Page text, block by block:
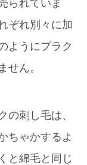
られていま
ぞれ別々に加
ようにプラク
せん。
の刺し毛は、
ちゃかするよ
と綿毛と同じ